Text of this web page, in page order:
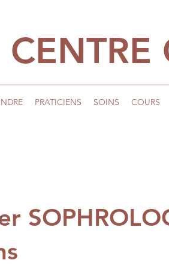
CENTRE
PRATICIENS SOINS COURS